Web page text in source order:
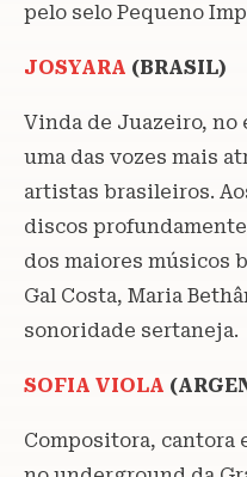
pelo selo Pequeno
JOSYARA (BRASIL)
Vinda de Juazeiro, no
uma das vozes mais
artistas brasileiros.
discos
dos maiores músicos
Gal Costa, Maria
sonoridade sertaneja.
SOFIA VIOLA
Compositora, cantora